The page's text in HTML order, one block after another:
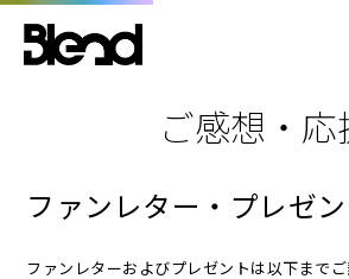
ご感想・応
ファンレター・プレゼ
ファンレターおよびプレゼントは以下までご